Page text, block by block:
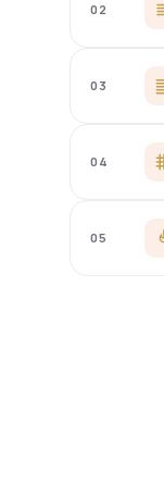
02
03
04
05